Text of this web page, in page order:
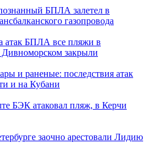
БПЛА залетел в
газопровода
атак БПЛА все пляжи в
закрыли
и раненые: последствия атак
и на Кубани
БЭК атаковал пляж, в Керчи
заочно арестовали Лидию